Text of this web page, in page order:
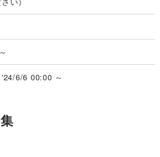
6/6 00:00 ～